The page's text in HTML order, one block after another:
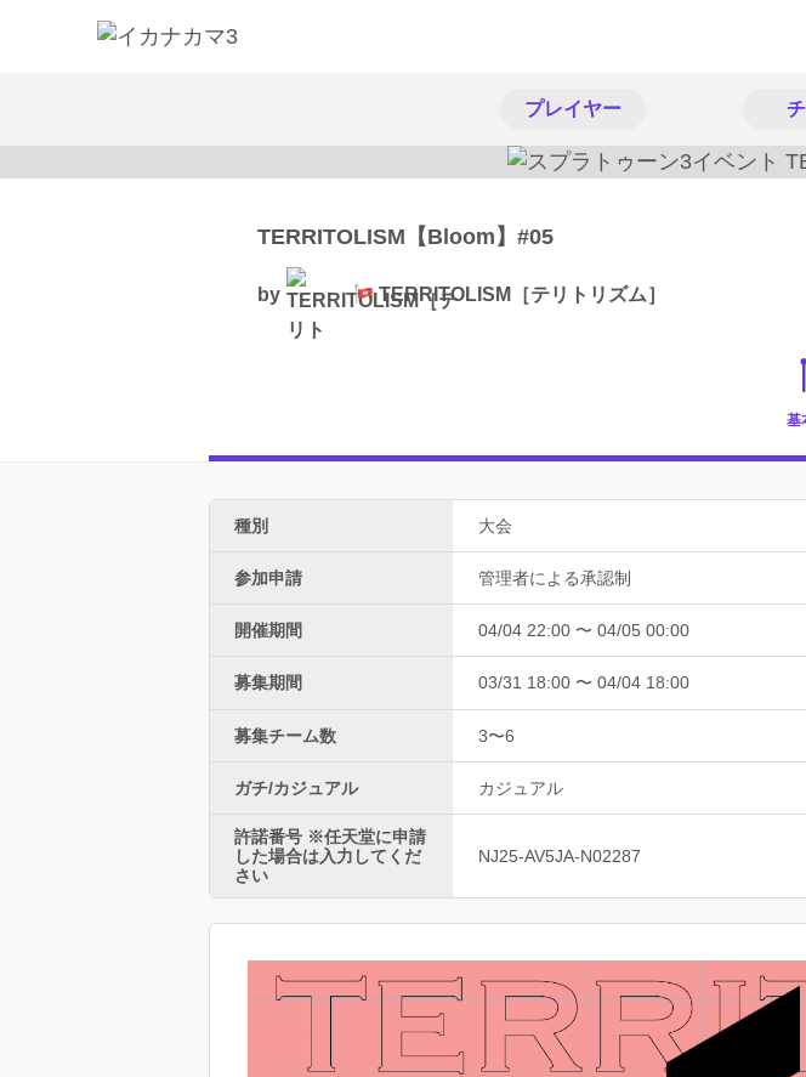
プレイヤー
TERRITOLISM【Bloom】#05
by TERRITOLISM［テリトリズム］
基
種別 大会
参加申請 管理者による承認制
開催期間 04/04 22:00 〜 04/05 00:00
募集期間 03/31 18:00 〜 04/04 18:00
募集チーム数 3〜6
ガチ/カジュアル カジュアル
許諾番号 ※任天堂に申請
した場合は入力してくだ
さい
NJ25-AV5JA-N02287